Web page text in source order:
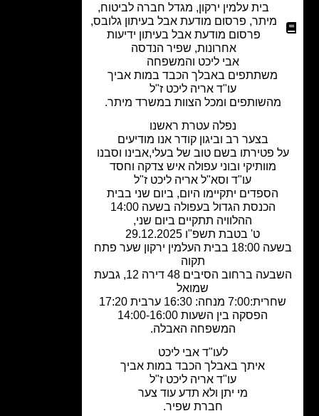
בית עלמין ירקון,מגדל חברה לביטוח,
מיתר, פרסום מודעת אבל בעיתון גלובס,
פרסום מודעת אבל בעיתון ידיעות
אחרונות,שפיר הנדסה
אבי ליכט והמשפחה
משתתפים באבלך הכבד במות אביך
עו"ד אריה ליכט ז"ל
מהשותפים ומכל הצוות במשרד מיתר.
נפלה עטרת ראשנו
בצער רב וביגון קודר אנו מודיעים
פטירתו בשם טוב של בעלי,אבינו וסבנו
מוותיקי ובוני עפולה איש צדקה וחסד
עו"ד וסא"ל אריה ליכט ז"ל
הספדים יתקיימו היום, ביום שני בבית
הכנסת הגדול בעפולה בשעה 14:00
ההלוויה תתקיים ביום שני,
ט' בטבת תשפ"ו 29.12.2025
בשעה 18:00 בבית העלמין ירקון שער פתח
השבעה ברחוב הסיבים 48 דירה 12, גבעת
הפסקה בין השעות 14:00-16:00
המשפחה האבלה.
לעו"ד אבי ליכט
איתך באבלך הכבד במות אביך
עו"ד אריה ליכט ז"ל
מי יתן ולא תדע עוד צער
חברת שפיר.